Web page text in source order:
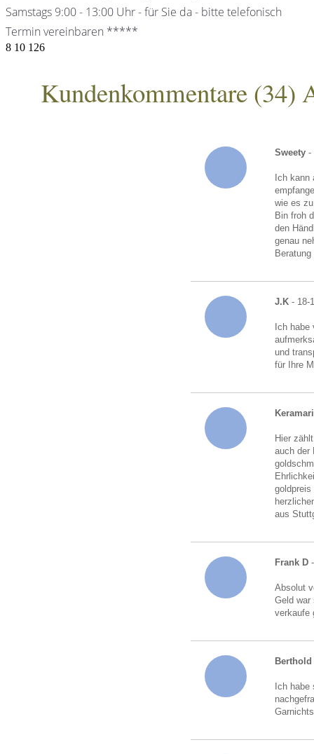
Samstags 9:00 - 13:00 Uhr - für Sie da - bitte telefonisch
Termin vereinbaren *****
8 10 126
Kundenkommentare (34)
Sweety -
Ich
wie es
Bin froh
den
genau
Beratung
J.K - 18-
Ich
und
für Ihre
Hier
auch der
goldpreis
aus
Frank D
Absolut
Geld war
verkaufe
Ich